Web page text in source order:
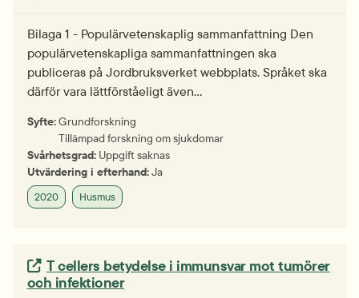
Bilaga 1 - Populärvetenskaplig sammanfattning Den
populärvetenskapliga sammanfattningen ska
publiceras på Jordbruksverket webbplats. Språket ska
därför vara lättförståeligt även…
Syfte:Grundforskning
Tillämpad forskning om sjukdomar
Svårhetsgrad: Uppgift saknas
Utvärdering i efterhand:Ja
2020 Husmus
Extern länk.
T cellers betydelse i immunsvar mot tumörer
och infektioner